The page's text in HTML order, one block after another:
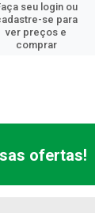
seu login ou
se para
ver preços e
comprar
ofertas!